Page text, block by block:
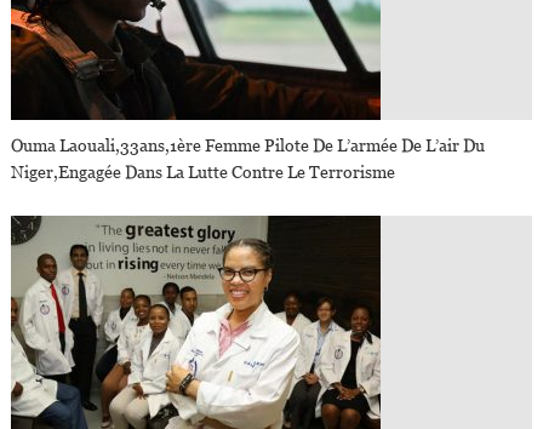
Ouma Laouali,33ans,1ère Femme Pilote De L’armée De L’air Du
Niger,engagée Dans La Lutte Contre Le Terrorisme